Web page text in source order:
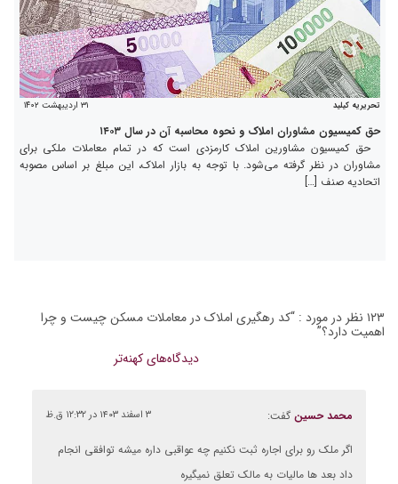
تحریریه کیلید ۳۱ اردیبهشت ۱۴۰۲
حق کمیسیون مشاوران املاک و نحوه محاسبه آن در سال ۱۴۰۳
حق کمیسیون مشاورین املاک کارمزدی است که در تمام معاملات ملکی برای
مشاوران در نظر گرفته می‌شود. با توجه به بازار املاک، این مبلغ بر اساس مصوبه
اتحادیه صنف […]
۱۲۳ نظر در مورد : “ کد رهگیری املاک در معاملات مسکن چیست و چرا
اهمیت دارد؟”
دیدگاه‌های کهنه‌تر
محمد حسین گفت: ۳ اسفند ۱۴۰۳ در ۱۲:۳۲ ق.ظ
اگر ملک رو برای اجاره ثبت نکنیم چه عواقبی داره میشه توافقی انجام
داد بعد ها مالیات به مالک تعلق نمیگیره